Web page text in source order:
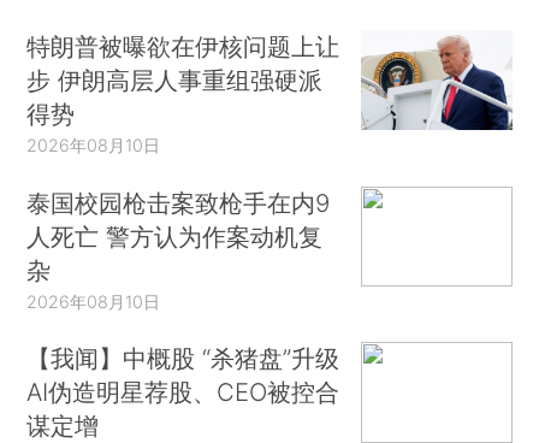
特朗普被曝欲在伊核问题上让
步 伊朗高层人事重组强硬派
得势
2026年08月10日
泰国校园枪击案致枪手在内9
人死亡 警方认为作案动机复
杂
2026年08月10日
【我闻】中概股 “杀猪盘”升级
AI伪造明星荐股、CEO被控合
谋定增